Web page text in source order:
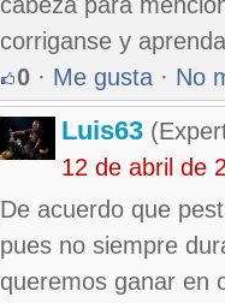
corriganse y
0 · Me gusta · No
Luis63
12 de abril de
De acuerdo que
pues no siempre
queremos ganar en